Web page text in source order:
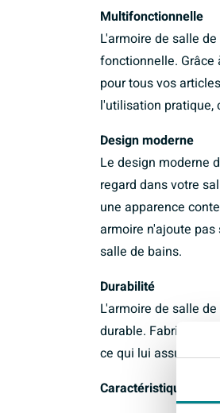
Multifonctionnelle
L'armoire de salle
fonctionnelle.
pour tous vos
l'utilisation pratique,
Design moderne
Le design moderne
regard dans votre
une apparence
armoire n'ajoute
salle de bains.
Durabilité
L'armoire de salle
durable. Fabriquée
ce qui lui assure
Caractéristiques :